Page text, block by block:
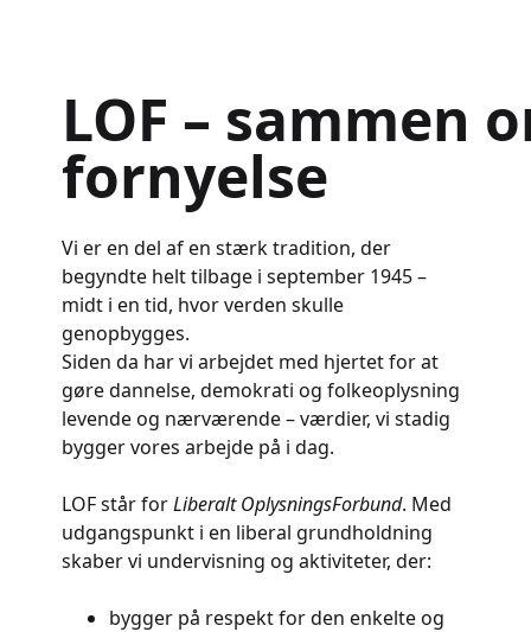
LOF – sammen
fornyelse
Vi er en del af en stærk tradition, der
begyndte helt tilbage i september 1945 –
midt i en tid, hvor verden skulle
genopbygges.
Siden da har vi arbejdet med hjertet for at
gøre dannelse, demokrati og folkeoplysning
levende og nærværende – værdier, vi stadig
bygger vores arbejde på i dag.
LOF står forLiberalt OplysningsForbund. Med
udgangspunkt i en liberal grundholdning
skaber vi undervisning og aktiviteter, der:
bygger på respekt for den enkelte og